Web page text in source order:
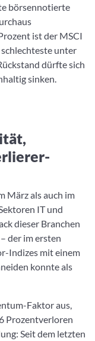
börsennotierte
ist der MSCI
unter
dürfte sich
sinken.
März als auch im
IT und
dieser Branchen
der im ersten
Indizes mit einem
konnte als
Faktor aus,
Prozentverloren
Seit dem letzten